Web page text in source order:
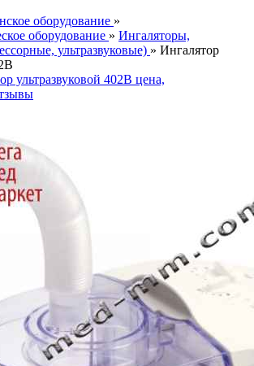
оборудование »
оборудование » Ингаляторы,
ультразвуковые) » Ингалятор